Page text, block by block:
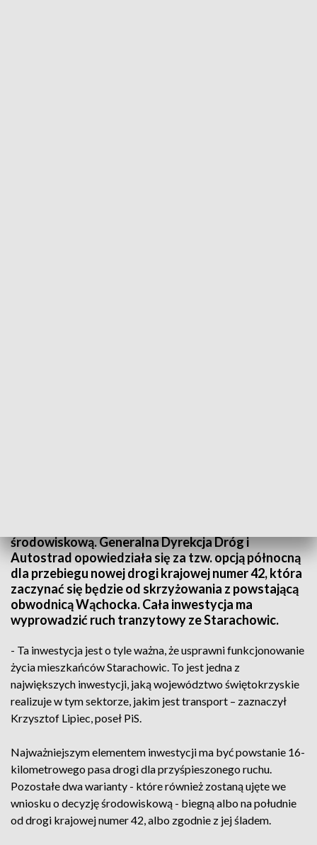
środowiskową. Generalna Dyrekcja Dróg i
Autostrad opowiedziała się za tzw. opcją północną
dla przebiegu nowej drogi krajowej numer 42, która
zaczynać się będzie od skrzyżowania z powstającą
obwodnicą Wąchocka. Cała inwestycja ma
wyprowadzić ruch tranzytowy ze Starachowic.
- Ta inwestycja jest o tyle ważna, że usprawni funkcjonowanie
życia mieszkańców Starachowic. To jest jedna z
największych inwestycji, jaką województwo świętokrzyskie
realizuje w tym sektorze, jakim jest transport – zaznaczył
Krzysztof Lipiec, poseł PiS.
Najważniejszym elementem inwestycji ma być powstanie 16-
kilometrowego pasa drogi dla przyśpieszonego ruchu.
Pozostałe dwa warianty - które również zostaną ujęte we
wniosku o decyzję środowiskową - biegną albo na południe
od drogi krajowej numer 42, albo zgodnie z jej śladem.